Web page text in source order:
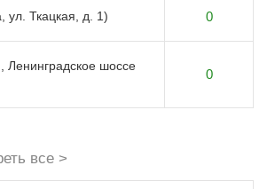
ул. Ткацкая, д. 1) 0
Ленинградское шоссе
0
все >